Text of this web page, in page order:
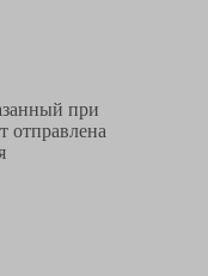
при
отправлена